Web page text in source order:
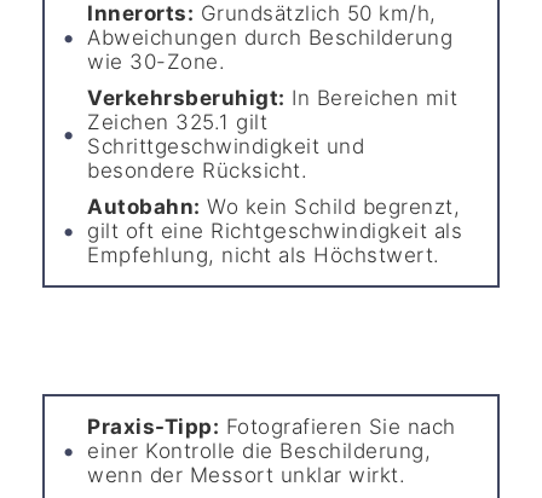
Innerorts: Grundsätzlich 50 km/h,
Abweichungen durch Beschilderung
wie 30-Zone.
Verkehrsberuhigt: In Bereichen mit
Zeichen 325.1 gilt
Schrittgeschwindigkeit und
besondere Rücksicht.
Autobahn: Wo kein Schild begrenzt,
gilt oft eine Richtgeschwindigkeit als
Empfehlung, nicht als Höchstwert.
Praxis-Tipp: Fotografieren Sie nach
einer Kontrolle die Beschilderung,
wenn der Messort unklar wirkt.